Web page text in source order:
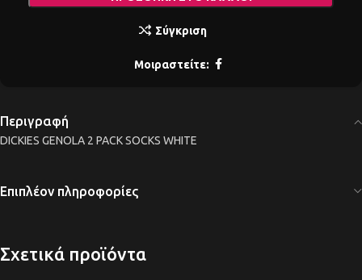
Σύγκριση
Μοιραστείτε:
Περιγραφή
DICKIES GENOLA 2 PACK SOCKS WHITE
Επιπλέον πληροφορίες
Σχετικά προϊόντα